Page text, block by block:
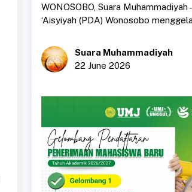
WONOSOBO, Suara Muhammadiyah
‘Aisyiyah (PDA) Wonosobo
Suara Muhammadiyah
22 June 2026